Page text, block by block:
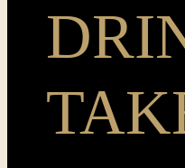
Sport
Pics